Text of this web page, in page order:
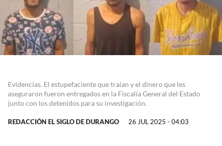
Evidencias. El estupefaciente que traían y el dinero que les
aseguraron fueron entregados en la Fiscalía General del Estado
junto con los detenidos para su investigación.
REDACCIÓN EL SIGLO DE DURANGO 26 JUL 2025 - 04:03